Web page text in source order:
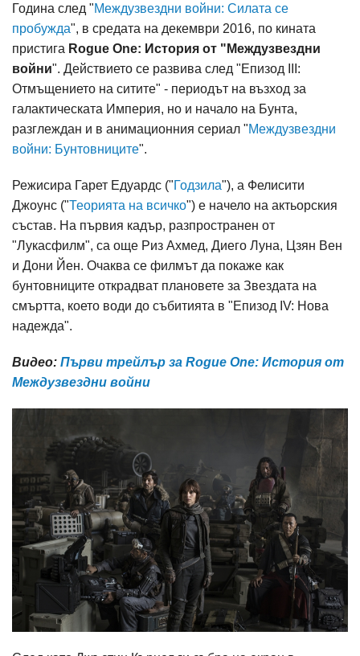
Година след "Междузвездни войни: Силата се
пробужда", в средата на декември 2016, по кината
пристига Rogue One: История от "Междузвездни
войни". Действието се развива след "Епизод III:
Отмъщението на ситите" - периодът на възход за
галактическата Империя, но и начало на Бунта,
разглеждан и в анимационния сериал "Междузвездни
войни: Бунтовниците".
Режисира Гарет Едуардс ("Годзила"), а Фелисити
Джоунс ("Теорията на всичко") е начело на актьорския
състав. На първия кадър, разпространен от
"Лукасфилм", са още Риз Ахмед, Диего Луна, Цзян Вен
и Дони Йен. Очаква се филмът да покаже как
бунтовниците открадват плановете за Звездата на
смъртта, което води до събитията в "Епизод IV: Нова
надежда".
Видео: Първи трейлър за Rogue One: История от
Междузвездни войни